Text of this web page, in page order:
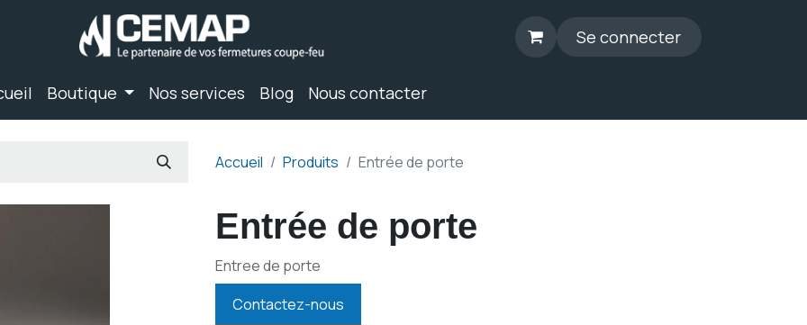
Se connecter
Boutique Nos services Blog Nous contacter
Accueil Produits Entrée de porte
Entrée de porte
Entree de porte
Contactez-nous